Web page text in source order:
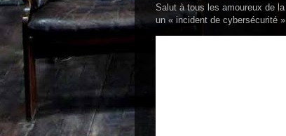
Salut à tous les amoureux de
un « incident de cybersécurité